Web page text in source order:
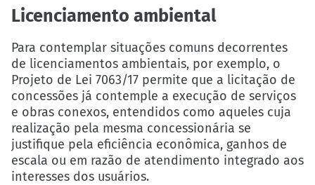
Licenciamento ambiental
Para contemplar situações comuns decorrentes
de licenciamentos ambientais, por exemplo, o
Projeto de Lei 7063/17 permite que a licitação de
concessões já contemple a execução de serviços
e obras conexos, entendidos como aqueles cuja
realização pela mesma concessionária se
justifique pela eficiência econômica, ganhos de
escala ou em razão de atendimento integrado aos
interesses dos usuários.